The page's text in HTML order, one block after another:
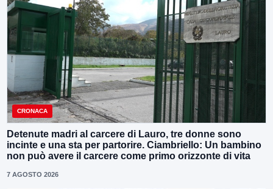
CRONACA
Detenute madri al carcere di Lauro, tre donne sono
incinte e una sta per partorire. Ciambriello: Un bambino
non può avere il carcere come primo orizzonte di vita
7 AGOSTO 2026